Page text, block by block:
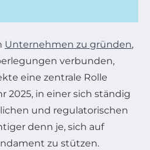
Unternehmen zu gründen,
verbunden,
eine zentrale Rolle
2025, in einer sich ständig
und regulatorischen
denn je, sich auf
zu stützen.